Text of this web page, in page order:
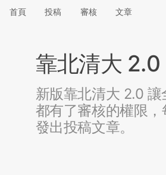
首頁 投稿 審核 文章
靠北清大 2.0
新版靠北清大 2.0 讓
都有了審核的權限，
發出投稿文章。